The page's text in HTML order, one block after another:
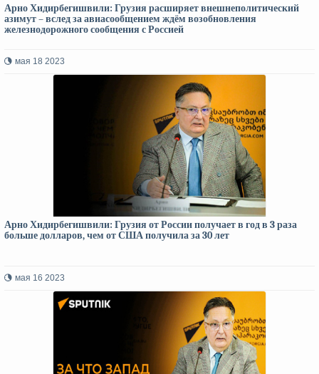
Арно Хидирбегишвили: Грузия расширяет внешнеполитический
азимут – вслед за авиасообщением ждём возобновления
железнодорожного сообщения с Россией
мая 18 2023
Арно Хидирбегишвили: Грузия от России получает в год в 3 раза
больше долларов, чем от США получила за 30 лет
мая 16 2023